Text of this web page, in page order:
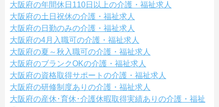
大阪府の年間休日110日以上の介護・福祉求人
大阪府の土日祝休の介護・福祉求人
大阪府の日勤のみの介護・福祉求人
大阪府の4月入職可の介護・福祉求人
大阪府の夏～秋入職可の介護・福祉求人
大阪府のブランクOKの介護・福祉求人
大阪府の資格取得サポートの介護・福祉求人
大阪府の研修制度ありの介護・福祉求人
大阪府の産休･育休･介護休暇取得実績ありの介護・福祉